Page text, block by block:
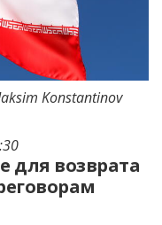
для возврата
Konstantinov